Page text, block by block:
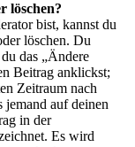
löschen?
bist, kannst du
löschen. Du
das „Ändere
Beitrag anklickst;
Zeitraum nach
jemand auf deinen
in der
Es wird